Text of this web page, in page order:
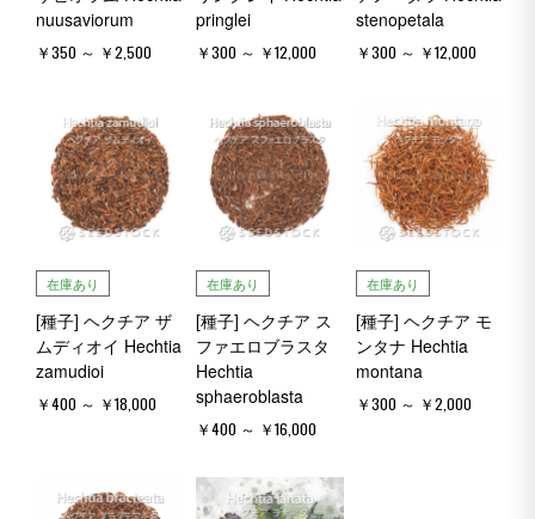
nuusaviorum
￥350 ～ ￥2,500
pringlei
￥300 ～ ￥12,000
stenopetala
￥300 ～ ￥12,000
在庫あり
[種子] ヘクチア ザ
ムディオイ Hechtia
zamudioi
￥400 ～ ￥18,000
在庫あり
[種子] ヘクチア ス
ファエロブラスタ
Hechtia
sphaeroblasta
￥400 ～ ￥16,000
在庫あり
[種子] ヘクチア モ
ンタナ Hechtia
montana
￥300 ～ ￥2,000